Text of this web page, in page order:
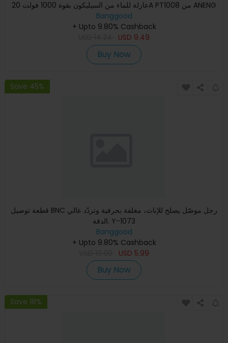
عازلة للماء من السيليكون بقوة 1000 فولت 20A PT1008 من ANENG
بأ
Banggood
+ Upto 9.80% Cashback
USD 9.49
Buy Now
Save 45%
قطعة توصيل BNC رجل موصّل يصلح للإناث، مغلفة بحرفية وتردّد عالي
الدقة. Y-1073
Banggood
+ Upto 9.80% Cashback
USD 5.99
Buy Now
Save 18%